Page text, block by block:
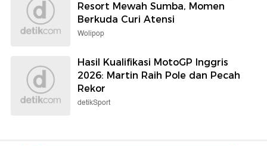
Resort Mewah Sumba, Momen
Berkuda Curi Atensi
Wolipop
Hasil Kualifikasi MotoGP Inggris
2026: Martin Raih Pole dan Pecah
Rekor
detikSport